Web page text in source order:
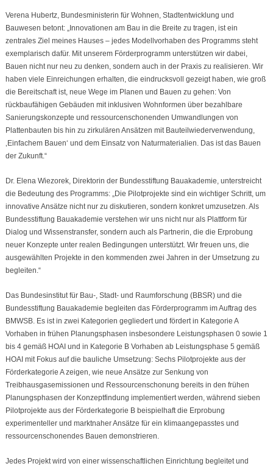
Verena Hubertz, Bundesministerin für Wohnen, Stadtentwicklung und
Bauwesen betont: „Innovationen am Bau in die Breite zu tragen, ist ein
zentrales Ziel meines Hauses – jedes Modellvorhaben des Programms steht
exemplarisch dafür. Mit unserem Förderprogramm unterstützen wir dabei,
Bauen nicht nur neu zu denken, sondern auch in der Praxis zu realisieren. Wir
haben viele Einreichungen erhalten, die eindrucksvoll gezeigt haben, wie groß
die Bereitschaft ist, neue Wege im Planen und Bauen zu gehen: Von
rückbaufähigen Gebäuden mit inklusiven Wohnformen über bezahlbare
Sanierungskonzepte und ressourcenschonenden Umwandlungen von
Plattenbauten bis hin zu zirkulären Ansätzen mit Bauteilwiederverwendung,
‚Einfachem Bauen‘ und dem Einsatz von Naturmaterialien. Das ist das Bauen
der Zukunft.“
Dr. Elena Wiezorek, Direktorin der Bundesstiftung Bauakademie, unterstreicht
die Bedeutung des Programms: „Die Pilotprojekte sind ein wichtiger Schritt, um
innovative Ansätze nicht nur zu diskutieren, sondern konkret umzusetzen. Als
Bundesstiftung Bauakademie verstehen wir uns nicht nur als Plattform für
Dialog und Wissenstransfer, sondern auch als Partnerin, die die Erprobung
neuer Konzepte unter realen Bedingungen unterstützt. Wir freuen uns, die
ausgewählten Projekte in den kommenden zwei Jahren in der Umsetzung zu
begleiten.“
Das Bundesinstitut für Bau-, Stadt- und Raumforschung (BBSR) und die
Bundesstiftung Bauakademie begleiten das Förderprogramm im Auftrag des
BMWSB. Es ist in zwei Kategorien gegliedert und fördert in Kategorie A
Vorhaben in frühen Planungsphasen insbesondere Leistungsphasen 0 sowie 1
bis 4 gemäß HOAI und in Kategorie B Vorhaben ab Leistungsphase 5 gemäß
HOAI mit Fokus auf die bauliche Umsetzung: Sechs Pilotprojekte aus der
Förderkategorie A zeigen, wie neue Ansätze zur Senkung von
Treibhausgasemissionen und Ressourcenschonung bereits in den frühen
Planungsphasen der Konzeptfindung implementiert werden, während sieben
Pilotprojekte aus der Förderkategorie B beispielhaft die Erprobung
experimenteller und marktnaher Ansätze für ein klimaangepasstes und
ressourcenschonendes Bauen demonstrieren.
Jedes Projekt wird von einer wissenschaftlichen Einrichtung begleitet und